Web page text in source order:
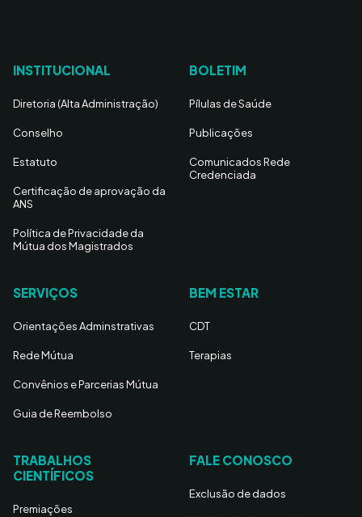
INSTITUCIONAL
Diretoria (Alta Administração)
Conselho
Estatuto
Certificação de aprovação da
ANS
Política de Privacidade da
Mútua dos Magistrados
BOLETIM
Pílulas de Saúde
Publicações
Comunicados Rede
Credenciada
SERVIÇOS
Orientações Adminstrativas
Rede Mútua
Convênios e Parcerias Mútua
Guia de Reembolso
BEM ESTAR
CDT
Terapias
TRABALHOS
CIENTÍFICOS
Premiações
FALE CONOSCO
Exclusão de dados